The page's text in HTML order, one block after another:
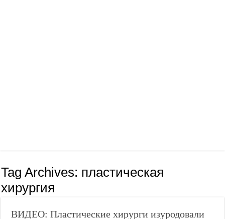
Tag Archives: пластическая
хирургия
ВИДЕО: Пластические хирурги изуродовали